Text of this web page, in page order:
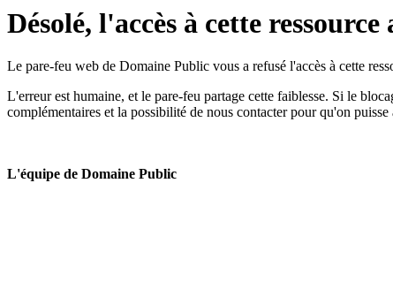
Désolé, l'accès à cette ressource
Le pare-feu web de Domaine Public vous a refusé l'accès à cette
L'erreur est humaine, et le pare-feu partage cette faiblesse. Si le
complémentaires et la possibilité de nous contacter pour qu'on
L'équipe de Domaine Public